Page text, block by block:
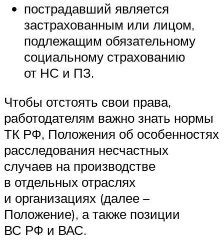
пострадавший является
застрахованным или лицом,
подлежащим обязательному
социальному страхованию
от НС и ПЗ.
Чтобы отстоять свои права,
работодателям важно знать нормы
ТК РФ, Положения об особенностях
расследования несчастных
случаев на производстве
в отдельных отраслях
и организациях (далее –
Положение), а также позиции
ВС РФ и ВАС.